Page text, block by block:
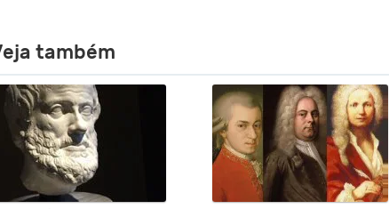
também